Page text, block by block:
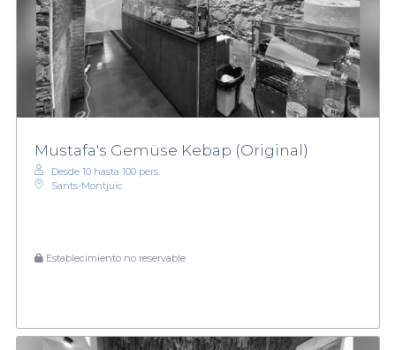
Mustafa's Gemüse Kebap (Original)
Desde 10 hasta 100 pers.
Sants-Montjuïc
Establecimiento no reservable